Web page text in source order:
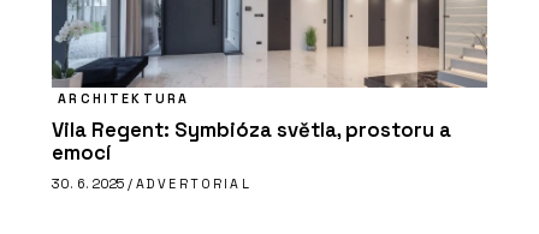
ČLÁNKY
Moderní pojetí páčkových vypínačů
NEXA z tradičních materiálů
ARCHITEKTURA
Vila Regent: Symbióza světla, prostoru a
emocí
30. 6. 2025 / ADVERTORIAL